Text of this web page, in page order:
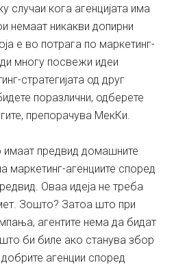
случаи кога агенцијата има
немаат никакви допирни
е во потрага по маркетинг-
многу посвежи идеи
стратегијата од друг
поразлични, одберете
препорачува МекКи.
предвид домашните
маркетинг-агенциите според
Оваа идеја не треба
Зошто? Затоа што при
агентите нема да бидат
би биле ако станува збор
агенции според